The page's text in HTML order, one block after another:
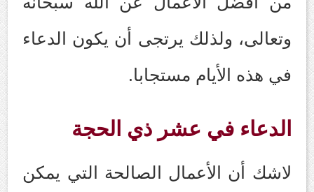
وتعالى، ولذلك يرتجى أن يكون الدعاء
في هذه الأيام مستجابا.
الدعاء في عشر ذي الحجة
لاشك أن الأعمال الصالحة التي يمكن